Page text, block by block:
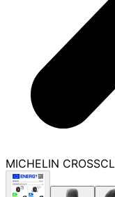
MICHELIN